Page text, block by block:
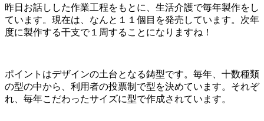
昨日お話しした作業工程をもとに、生活介護で毎年製作をし
ています。現在は、なんと１１個目を発売しています。次年
度に製作する干支で１周することになりますね！
ポイントはデザインの土台となる鋳型です。毎年、十数種類
の型の中から、利用者の投票制で型を決めています。それぞ
れ、毎年こだわったサイズに型で作成されています。